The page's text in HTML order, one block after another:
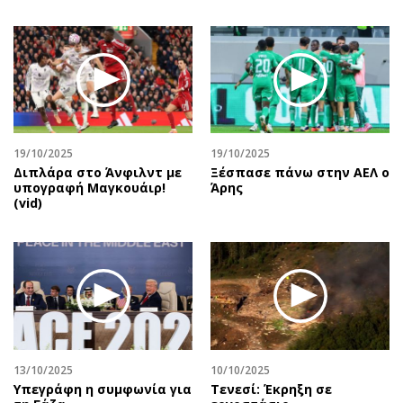
19/10/2025
Διπλάρα στο Άνφιλντ με
υπογραφή Μαγκουάιρ!
(vid)
19/10/2025
Ξέσπασε πάνω στην ΑΕΛ ο
Άρης
13/10/2025
Υπεγράφη η συμφωνία για
10/10/2025
Τενεσί: Έκρηξη σε